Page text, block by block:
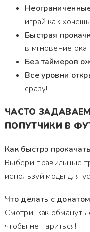
играй как хочешь!
Быстрая
в мгновение ока!
Без таймеров
Все уровни
сразу!
ЧАСТО
ПОПУТЧИКИ В
Как быстро
Выбери правильные
используй моды для
Что делать с
Смотри, как
чтобы не париться!